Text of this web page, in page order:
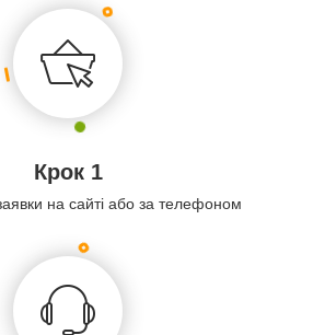
Крок 1
на сайті або за телефоном